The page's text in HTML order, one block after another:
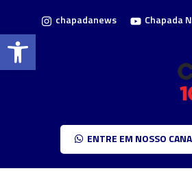
Barra de Ferramentas Aberta
chapadanews Chapada
ENTRE EM NOSSO